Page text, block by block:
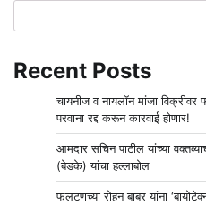
Recent Posts
चायनीज व नायलॉन मांजा
परवाना रद्द करून कारवाई होणार!
आमदार सचिन पाटील यांच्या
(बेडके) यांचा हल्लाबोल
फलटणच्या रोहन बाबर यांना